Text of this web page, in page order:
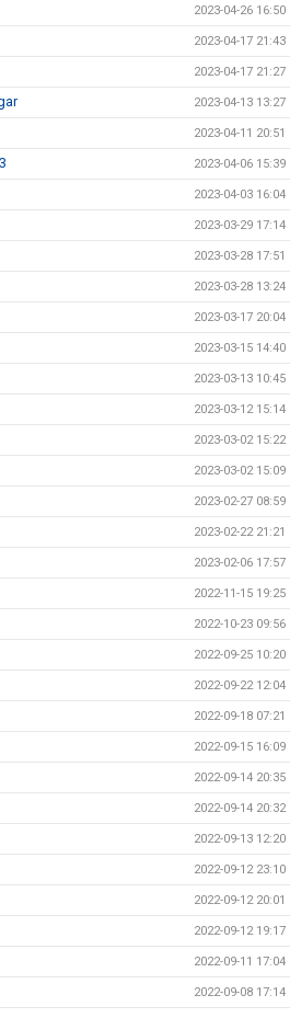
2023-04-26 16:50
2023-04-17 21:43
2023-04-17 21:27
2023-04-13 13:27
2023-04-11 20:51
2023-04-06 15:39
2023-04-03 16:04
2023-03-29 17:14
2023-03-28 17:51
2023-03-28 13:24
2023-03-17 20:04
2023-03-15 14:40
2023-03-13 10:45
2023-03-12 15:14
2023-03-02 15:22
2023-03-02 15:09
2023-02-27 08:59
2023-02-22 21:21
2023-02-06 17:57
2022-11-15 19:25
2022-10-23 09:56
2022-09-25 10:20
2022-09-22 12:04
2022-09-18 07:21
2022-09-15 16:09
2022-09-14 20:35
2022-09-14 20:32
2022-09-13 12:20
2022-09-12 23:10
2022-09-12 20:01
2022-09-12 19:17
2022-09-11 17:04
2022-09-08 17:14